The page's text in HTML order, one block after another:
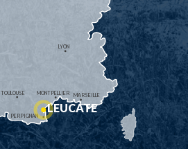
MONTPELLIER
PERPIGNAN
MARSEILLE
TOULOUSE
LYON
LEUCATE